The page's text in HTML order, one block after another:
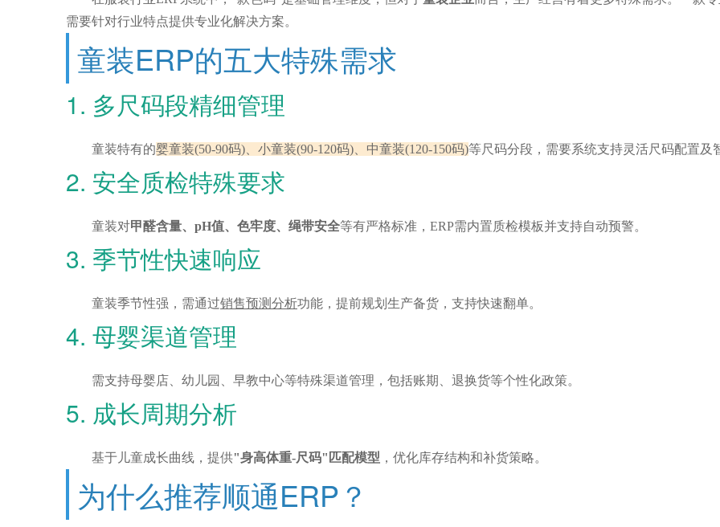
需要针对行业特点提供专业化解决方案。
童装ERP的五大特殊需求
1. 多尺码段精细管理
童装特有的婴童装(50-90码)、小童装(90-120码)、中童装(120-150码)等尺码分段，需要系统支持灵活尺码配置及
2. 安全质检特殊要求
童装对甲醛含量、pH值、色牢度、绳带安全等有严格标准，ERP需内置质检模板并支持自动预警。
3. 季节性快速响应
童装季节性强，需通过销售预测分析功能，提前规划生产备货，支持快速翻单。
4. 母婴渠道管理
需支持母婴店、幼儿园、早教中心等特殊渠道管理，包括账期、退换货等个性化政策。
5. 成长周期分析
基于儿童成长曲线，提供"身高体重-尺码"匹配模型 ，优化库存结构和补货策略。
为什么推荐顺通ERP？